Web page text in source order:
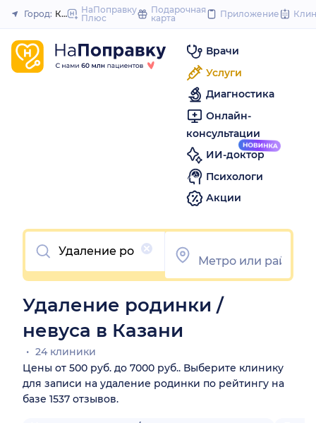
to
Закрыть
Город: КазаньНаПоправку
Плюс
Подарочная
карта
Приложение
Врачи
Услуги
Диагностика
Онлайн-
консультации
ИИ-доктор
Психологи
Акции
Очистить
Удаление родинки /
невуса в Казани
24 клиники
Цены от 500 руб. до 7000 руб.. Выберите клинику
для записи на удаление родинки по рейтингу на
базе 1537 отзывов.